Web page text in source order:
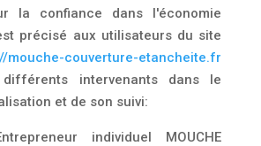
la confiance dans l'économie
précisé aux utilisateurs du site
mouche-couverture-etancheite.fr
intervenants dans le
et de son suivi:
individuel MOUCHE